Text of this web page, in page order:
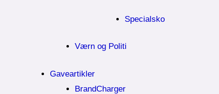
Specialsko
Værn og Politi
Gaveartikler
BrandCharger